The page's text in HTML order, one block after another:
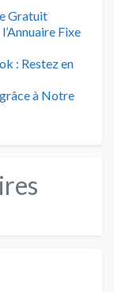
Gratuit
Fixe
: Restez en
à Notre